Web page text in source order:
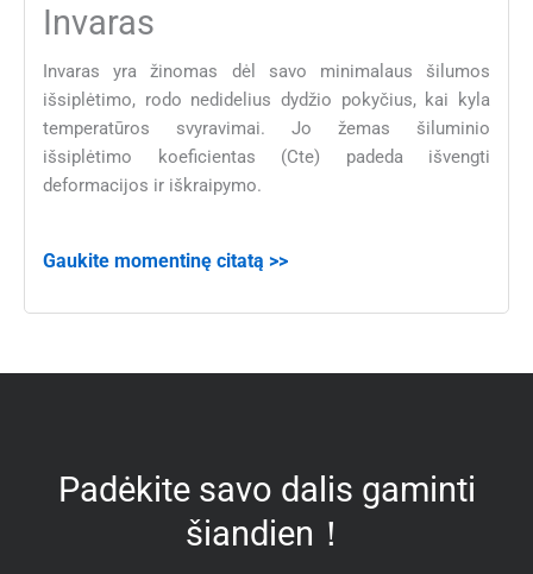
Invaras
Invaras yra žinomas dėl savo minimalaus šilumos
išsiplėtimo, rodo nedidelius dydžio pokyčius, kai kyla
temperatūros svyravimai. Jo žemas šiluminio
išsiplėtimo koeficientas (Cte) padeda išvengti
deformacijos ir iškraipymo.
Gaukite momentinę citatą >>
Padėkite savo dalis gaminti
šiandien！